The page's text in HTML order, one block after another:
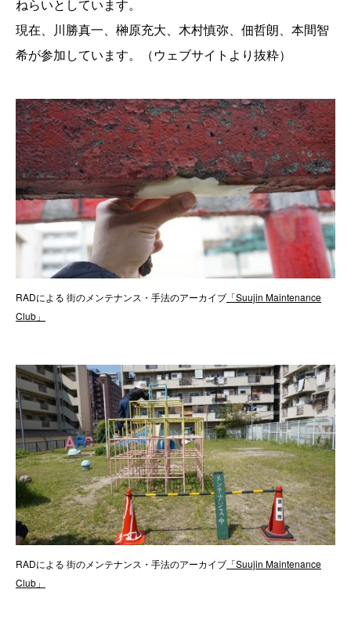
ねらいとしています。
現在、川勝真一、榊原充大、木村慎弥、佃哲朗、本間智
希が参加しています。（ウェブサイトより抜粋）
RADによる 街のメンテナンス・手法のアーカイブ 「Suujin Maintenance
Club」
RADによる 街のメンテナンス・手法のアーカイブ 「Suujin Maintenance
Club」